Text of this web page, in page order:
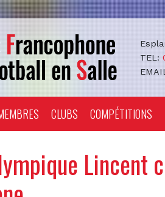
TEL:
CLUBS COMPÉTITIONS
Lincent